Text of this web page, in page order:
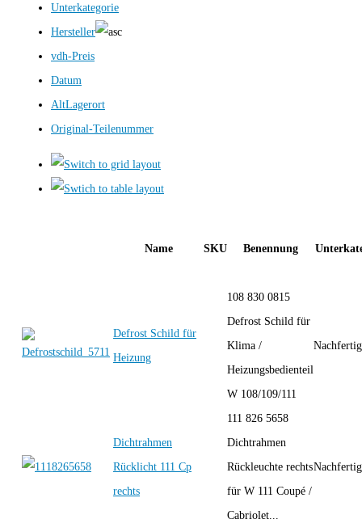
Unterkategorie
Hersteller
vdh-Preis
Datum
AltLagerort
Original-Teilenummer
Name SKU Benennung
Defrost Schild für
Heizung
108 830 0815
Defrost Schild für
Klima /
Heizungsbedienteil
W 108/109/111
Dichtrahmen
Rücklicht 111 Cp
rechts
111 826 5658
Dichtrahmen
Rückleuchte rechts
für W 111 Coupé /
Cabriolet...